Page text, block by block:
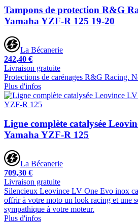
Tampons de protection R&G
Yamaha YZF-R 125 19-20
La Bécanerie
242,40 €
Livraison gratuite
Protections de carénages R&G Racing.
Plus d'infos
Ligne complète catalysée
Yamaha YZF-R 125
La Bécanerie
709,30 €
Livraison gratuite
Silencieux Leovince LV One Evo inox
offrir à votre moto un look racing et une
sympathique à votre moteur.
Plus d'infos